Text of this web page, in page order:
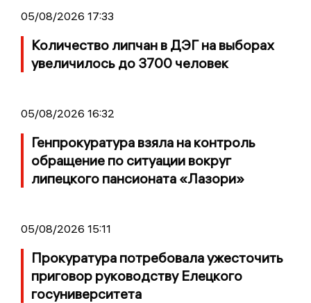
05/08/2026 17:33
Количество липчан в ДЭГ на выборах
увеличилось до 3700 человек
05/08/2026 16:32
Генпрокуратура взяла на контроль
обращение по ситуации вокруг
липецкого пансионата «Лазори»
05/08/2026 15:11
Прокуратура потребовала ужесточить
приговор руководству Елецкого
госуниверситета